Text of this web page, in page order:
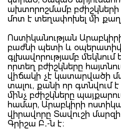
ախտորոշմամբ բժիշկների
մոտ է տեղափոխել մի
Ոստիկանության
բաժնի պետի և
գլխավորությամբ
որտեղ բժիշկները
վիճակի չէ կատարվածի
տալու, քանի որ գտնվում
մինչ բժիշկները
համար, Արաբկիրի
վիրավորը Տավուշի
Գրիշա Բ․-ն է։